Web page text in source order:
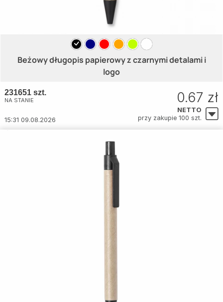
Beżowy długopis papierowy z czarnymi detalami i
logo
231651 szt.
NA STANIE
15:31 09.08.2026
0.67 zł
NETTO
przy zakupie 100 szt.